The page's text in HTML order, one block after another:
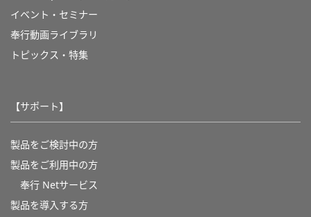
イベント・セミナー
奉行動画ライブラリ
トピックス・特集
【サポート】
製品をご検討中の方
製品をご利用中の方
奉行 Netサービス
製品を導入する方